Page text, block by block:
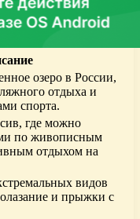
озеро в России,
отдыха и
спорта.
где можно
по живописным
отдыхом на
видов
и прыжки с